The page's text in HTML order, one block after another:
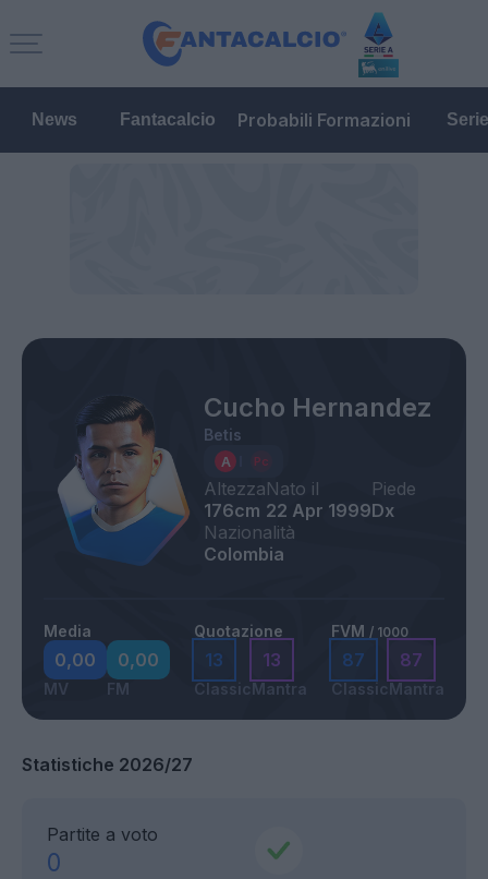
News Fantacalcio Probabili Formazioni
Cucho Hernandez
Betis
Altezza
176cm
Nato il
22 Apr 1999
Piede
Dx
Nazionalità
Colombia
Media
0,00
MV
0,00
FM
Quotazione
13
Classic
13
Mantra
FVM / 1000
87
Classic
87
Mantra
Statistiche 2026/27
Partite a voto
0